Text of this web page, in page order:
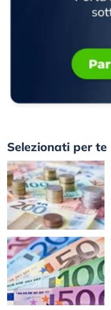
Selezionati per te